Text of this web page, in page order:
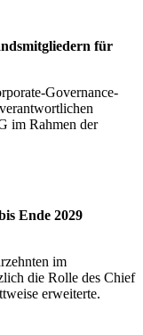
für
Governance-
im Rahmen der
Ende 2029
im
die Rolle des Chief
erweiterte.